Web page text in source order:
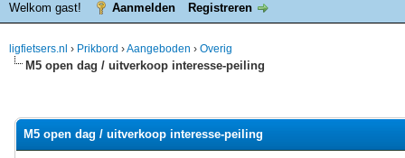
Welkom gast! Aanmelden Registreren
ligfietsers.nl › Prikbord ›Aangeboden › Overig
M5 open dag / uitverkoop interesse-peiling
M5 open dag / uitverkoop interesse-peiling